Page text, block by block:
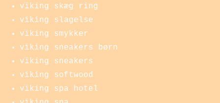
viking skæg ring
viking slagelse
viking smykker
viking sneakers børn
viking sneakers
viking softwood
viking spa hotel